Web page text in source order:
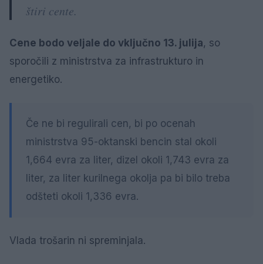
štiri cente.
Cene bodo veljale do vključno 13. julija, so
sporočili z ministrstva za infrastrukturo in
energetiko.
Če ne bi regulirali cen, bi po ocenah
ministrstva 95-oktanski bencin stal okoli
1,664 evra za liter, dizel okoli 1,743 evra za
liter, za liter kurilnega okolja pa bi bilo treba
odšteti okoli 1,336 evra.
Vlada trošarin ni spreminjala.